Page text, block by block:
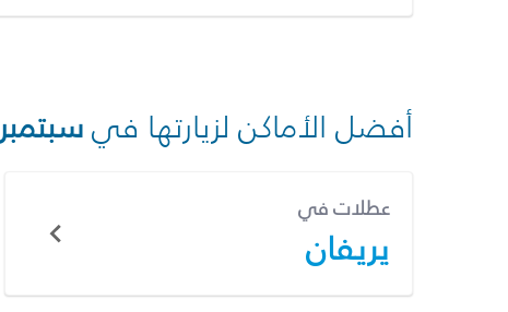
أفضل الأماكن لزيارتها فيسبتمبر
عطلات في
يريفان